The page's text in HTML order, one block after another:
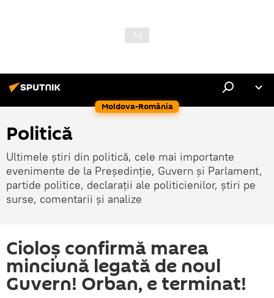
Moldova-România
Politică
Ultimele știri din politică, cele mai importante
evenimente de la Președinție, Guvern și Parlament,
partide politice, declarații ale politicienilor, știri pe
surse, comentarii și analize
Cioloș confirmă marea
minciună legată de noul
Guvern! Orban, e terminat!